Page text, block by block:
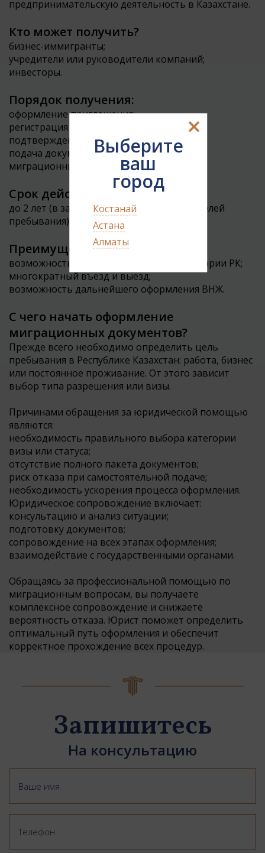
предпринимательскую деятельность в Казахстане.
Кто может получить?
бизнес-иммигранты;
учредители или руководители компаний;
инвесторы.
Порядок получения:
оформление приглашения;
регистрация юридического лица или
подтверждение бизнес-намерений;
подача документов в консульство или
миграционные органы.
Срок действия:
до 2 лет (в зависимости от категории и целей
пребывания).
Преимущества:
возможность ведения бизнеса на территории РК;
многократный въезд и выезд;
возможность дальнейшего оформления ВНЖ.
С чего начать оформление
миграционных документов?
Прежде всего необходимо определить цель
пребывания в Республике Казахстан: работа, бизнес
или постоянное проживание. От этого зависит
выбор типа разрешения или визы.
Причинами обращения за юридической помощью
являются:
необходимость правильного выбора категории
визы или статуса;
отсутствие полного пакета документов;
риск отказа при самостоятельной подаче;
необходимость ускорения процесса оформления.
Юридическое сопровождение включает:
консультацию и анализ ситуации;
подготовку документов;
сопровождение на всех этапах оформления;
взаимодействие с государственными органами.
Обращаясь за профессиональной помощью по
миграционным вопросам, вы получаете
комплексное сопровождение и снижаете
вероятность отказа. Юрист поможет определить
оптимальный путь оформления и обеспечит
корректное прохождение всех процедур.
Запишитесь
На консультацию
Выберите
ваш
город
Костанай
Астана
Алматы
×